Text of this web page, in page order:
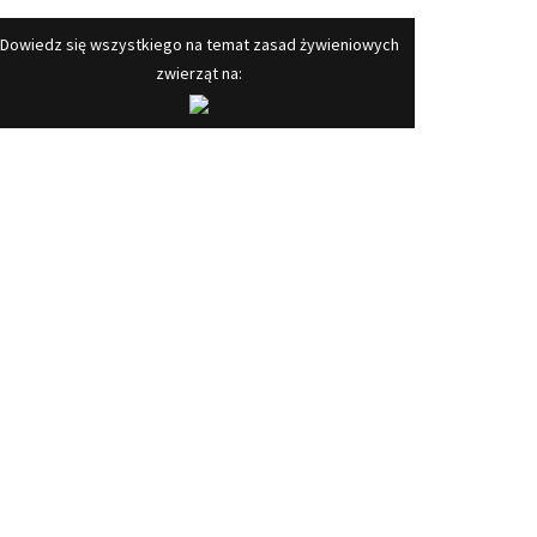
​Dowiedz się wszystkiego na temat zasad żywieniowych
zwierząt na: